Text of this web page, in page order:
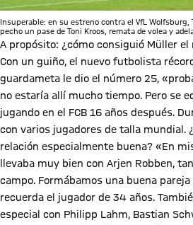
Insuperable: en su estreno contra el VfL Wolfsburg,
pecho un pase de Toni Kroos, remata de volea y
A propósito: ¿cómo consiguió Müller
Con un guiño, el nuevo futbolista
guardameta le dio el número 25,
no estaría allí mucho tiempo. Pero se
jugando en el FCB 16 años después.
con varios jugadores de talla mundial.
relación especialmente buena? «En
llevaba muy bien con Arjen Robben,
campo. Formábamos una buena
recuerda el jugador de 34 años.
especial con Philipp Lahm, Bastian